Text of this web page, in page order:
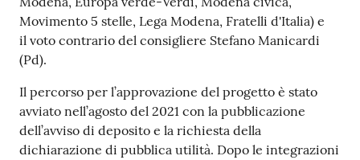
Movimento 5 stelle, Lega Modena, Fratelli d'Italia) e
il voto contrario del consigliere Stefano Manicardi
(Pd).
Il percorso per l’approvazione del progetto è stato
avviato nell’agosto del 2021 con la pubblicazione
dell’avviso di deposito e la richiesta della
dichiarazione di pubblica utilità. Dopo le integrazioni